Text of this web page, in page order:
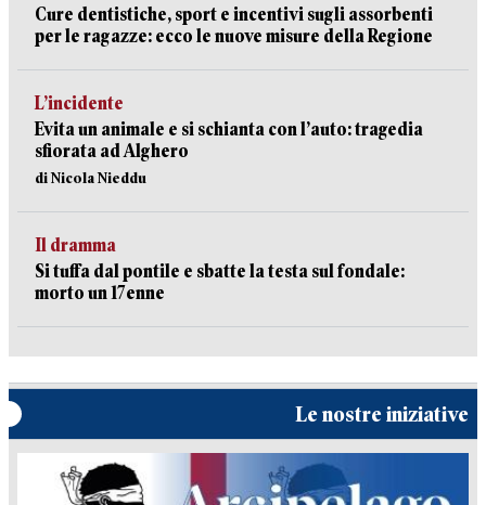
Cure dentistiche, sport e incentivi sugli assorbenti
per le ragazze: ecco le nuove misure della Regione
L’incidente
Evita un animale e si schianta con l’auto: tragedia
sfiorata ad Alghero
di Nicola Nieddu
Il dramma
Si tuffa dal pontile e sbatte la testa sul fondale:
morto un 17enne
Le nostre iniziative